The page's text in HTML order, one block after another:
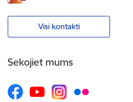
Visi kontakti
Sekojiet mums